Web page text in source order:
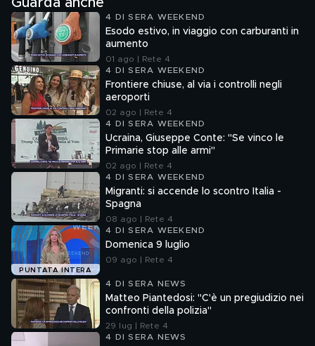
Guarda anche
4 DI SERA WEEKEND
Esodo estivo, in viaggio con carburanti in
aumento
01 ago | Rete 4
4 DI SERA WEEKEND
Frontiere chiuse, al via i controlli negli
aeroporti
02 ago | Rete 4
4 DI SERA WEEKEND
Ucraina, Giuseppe Conte: "Se vinco le
Primarie stop alle armi"
02 ago | Rete 4
4 DI SERA WEEKEND
Migranti: si accende lo scontro Italia -
Spagna
08 ago | Rete 4
PUNTATA INTERA
4 DI SERA WEEKEND
Domenica 9 luglio
09 ago | Rete 4
4 DI SERA NEWS
Matteo Piantedosi: "C'è un pregiudizio nei
confronti della polizia"
29 lug | Rete 4
4 DI SERA NEWS